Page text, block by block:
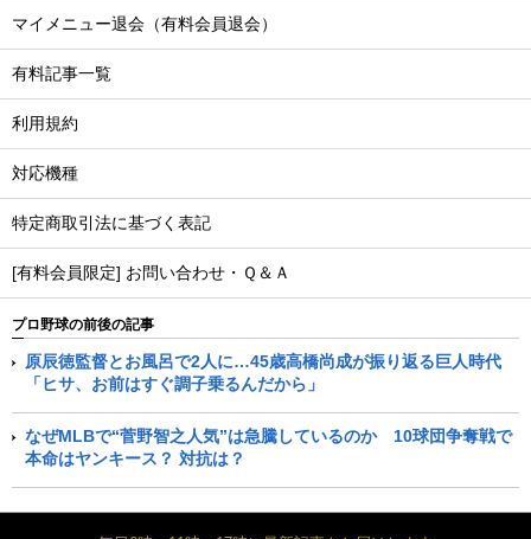
マイメニュー退会（有料会員退会）
有料記事一覧
利用規約
対応機種
特定商取引法に基づく表記
[有料会員限定] お問い合わせ・Ｑ＆Ａ
プロ野球の前後の記事
原辰徳監督とお風呂で2人に…45歳高橋尚成が振り返る巨人時代
「ヒサ、お前はすぐ調子乗るんだから」
なぜMLBで“菅野智之人気”は急騰しているのか 10球団争奪戦で
本命はヤンキース？ 対抗は？